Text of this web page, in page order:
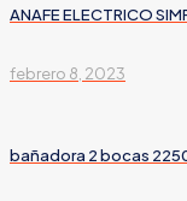
ANAFE ELECTRICO
febrero 8, 2023
bañadora 2 bocas